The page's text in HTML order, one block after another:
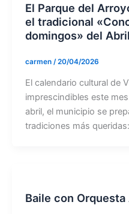
El Parque del
el tradicional
domingos» del
carmen /20/04/2026
El calendario cultural de
imprescindibles este
abril, el municipio se
tradiciones más
Baile con Orquesta